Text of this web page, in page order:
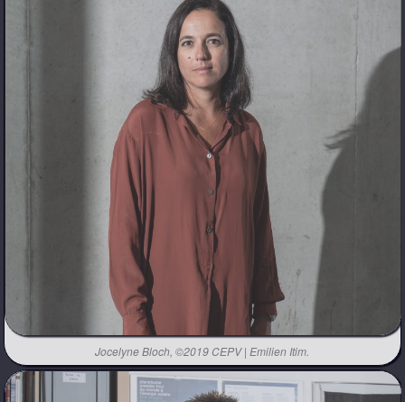
Jocelyne Bloch, ©2019 CEPV | Emilien Itim.